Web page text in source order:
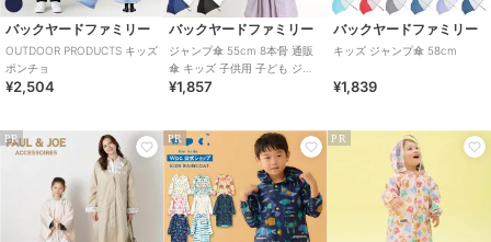
バックヤードファミリー
OUTDOOR PRODUCTS キッズ
ポンチョ
¥2,504
バックヤードファミリー
ジャンプ傘 55cm 8本骨 通販
傘 キッズ 子供用 子ども ジャ
ンプ ワンタッチ キッズ傘
¥1,857
バックヤードファミリー
キッズ ジャンプ傘 58cm
¥1,839
PR PR PR